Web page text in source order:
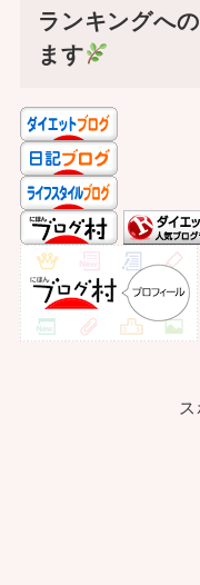
ランキングへ
ます